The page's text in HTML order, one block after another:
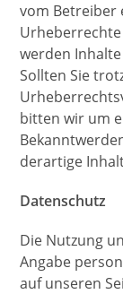
vom Betreiber
werden
Sollten Sie
bitten wir um
derartige
Datenschutz
Die Nutzung
Angabe
auf unseren